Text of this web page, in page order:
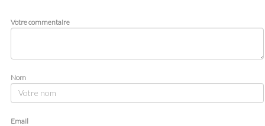
Votre commentaire
Nom
Email